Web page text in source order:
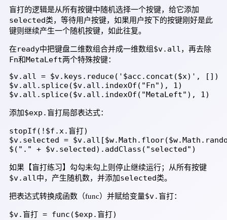
盲打的逻辑是从所有按键中随机选择一个按键，给它添加
selected类，等待用户按键，如果用户按下的按键刚好是此
键则继续产生一个随机按键，如此往复。
在ready中把键盘二维数组合并成一维数组 $v.all ，再去除
Fn和MetaLeft两个特殊按键：
$v.all = $v.keys.reduce('$acc.concat($x)', [])
$v.all.splice($v.all.indexOf("Fn"), 1)
$v.all.splice($v.all.indexOf("MetaLeft"), 1)
添加$exp.盲打局部表达式：
stopIf(!$f.x.盲打)
$v.selected =
$("." + $v.selected).addClass("selected")
如果【盲打练习】勾勾未勾上则停止继续运行；从所有按键
$v.all 中，产生随机数，并添加selected类。
把表达式转换成函数（func）并赋给变量$v.盲打：
$v.盲打 = func($exp.盲打)